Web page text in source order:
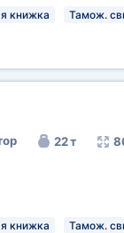
книжка Тамож.
22 т
книжка Тамож.